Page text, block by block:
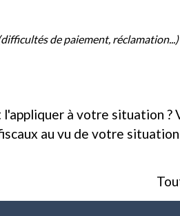
de paiement, réclamation...)
à votre situation
au vu de votre